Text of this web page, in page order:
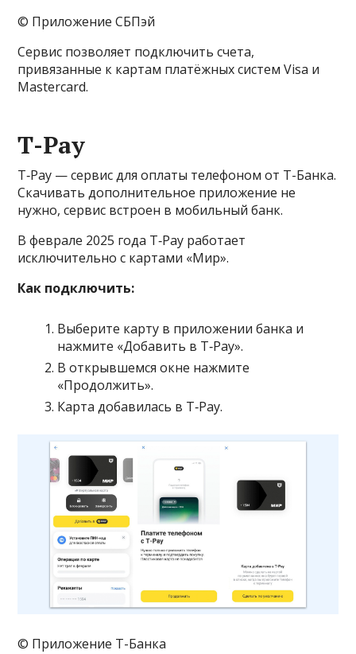
© Приложение СБПэй
Сервис позволяет подключить счета,
привязанные к картам платёжных систем Visa и
Mastercard.
Т-Pay
T‑Pay — сервис для оплаты телефоном от Т-Банка.
Скачивать дополнительное приложение не
нужно, сервис встроен в мобильный банк.
В феврале 2025 года T‑Pay работает
исключительно с картами «Мир».
Как подключить:
Выберите карту в приложении банка и
нажмите «Добавить в T‑Pay».
В открывшемся окне нажмите
«Продолжить».
Карта добавилась в T‑Pay.
© Приложение Т-Банка